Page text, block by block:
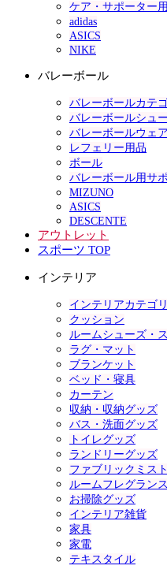
ケア・サポーター
adidas
ASICS
NIKE
バレーボール
バレーボールカテ
バレーボールシュ
バレーボールウェア
レフェリー用品
ボール
バレーボール用サ
MIZUNO
ASICS
DESCENTE
アウトレット
スポーツ TOP
インテリア
インテリアカテゴ
クッション
ルームシューズ・
ラグ・マット
ブランケット
ベッド・寝具
カーテン
収納・収納グッズ
バス・洗面グッズ
トイレグッズ
ランドリーグッズ
ファブリックミス
ルームフレグランス
お掃除グッズ
インテリア雑貨
家具
家電
テキスタイル